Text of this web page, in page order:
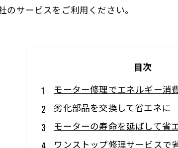
サービスをご利用ください。
目次
モーター修理でエネルギー消
劣化部品を交換して省エネに
モーターの寿命を延ばして省
ワンストップ修理サービスで